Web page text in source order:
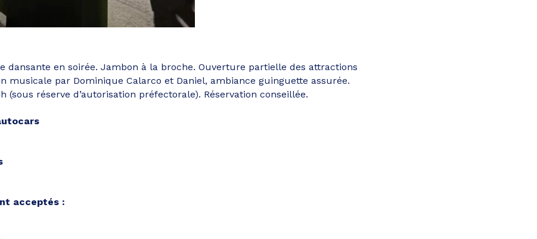
dansante en soirée. Jambon à la broche. Ouverture partielle des attractions
musicale par Dominique Calarco et Daniel, ambiance guinguette assurée.
(sous réserve d’autorisation préfectorale). Réservation conseillée.
acceptés :